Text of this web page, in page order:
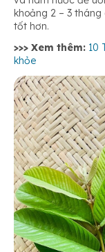
khoảng 2 – 3
tốt hơn.
>>> Xem thêm: 10
khỏe